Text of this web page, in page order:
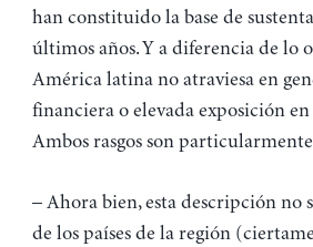
han constituido la base de
últimos años. Y a diferencia de lo
América latina no atraviesa en
financiera o elevada exposición
Ambos rasgos son
– Ahora bien, esta descripción no
de los países de la región